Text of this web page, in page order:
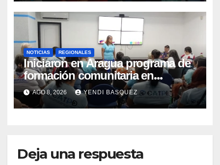
NOTICIAS REGIONALES
Iniciaron en Aragua programa de
formación comunitaria en
atención a personas con
discapacidad
AGO 8, 2026 YENDI BASQUEZ
Deja una respuesta